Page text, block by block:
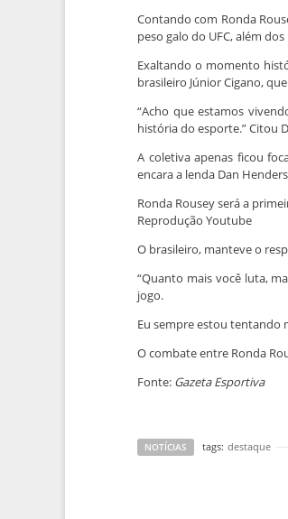
Contando com Ronda
peso galo do UFC, além
Exaltando o momento
brasileiro Júnior Cigano,
“Acho que estamos
história do esporte.” Citou
A coletiva apenas ficou
encara a lenda Dan
Ronda Rousey será a
Reprodução Youtube
O brasileiro, manteve o
“Quanto mais você luta,
jogo.
Eu sempre estou tentando
O combate entre Ronda
Fonte: Gazeta Esportiva
NOTÍCIAS tags: destaque